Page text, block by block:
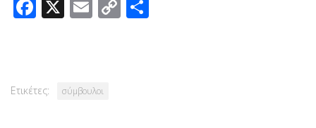
Facebook
X Email
Copy
Ετικέτες: σύμβουλοι